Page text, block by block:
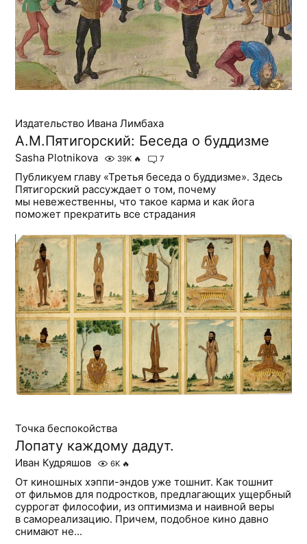
Издательство Ивана Лимбаха
А.М.Пятигорский: Беседа о буддизме
Sasha Plotnikova 39K 🔥 7
Публикуем главу «Третья беседа о буддизме». Здесь
Пятигорский рассуждает о том, почему
мы невежественны, что такое карма и как йога
поможет прекратить все страдания
Точка беспокойства
Лопату каждому дадут.
Иван Кудряшов 6K 🔥
От киношных хэппи-эндов уже тошнит. Как тошнит
от фильмов для подростков, предлагающих ущербный
суррогат философии, из оптимизма и наивной веры
в самореализацию. Причем, подобное кино давно
снимают не...